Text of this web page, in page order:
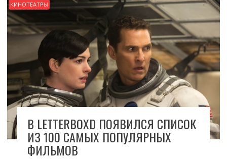
КИНОТЕАТРЫ
В LETTERBOXD ПОЯВИЛСЯ СПИСОК
ИЗ 100 САМЫХ ПОПУЛЯРНЫХ
ФИЛЬМОВ